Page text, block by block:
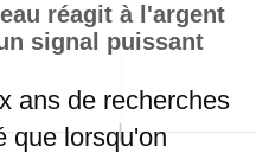
réagit à l'argent
signal puissant
ans de recherches
que lorsqu'on